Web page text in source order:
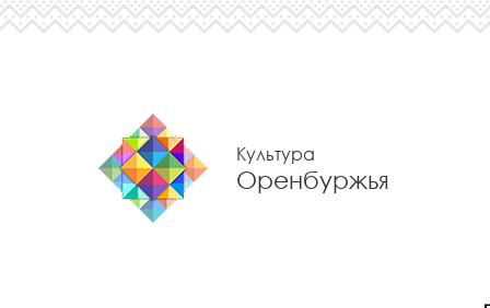
Культура
Оренбуржья